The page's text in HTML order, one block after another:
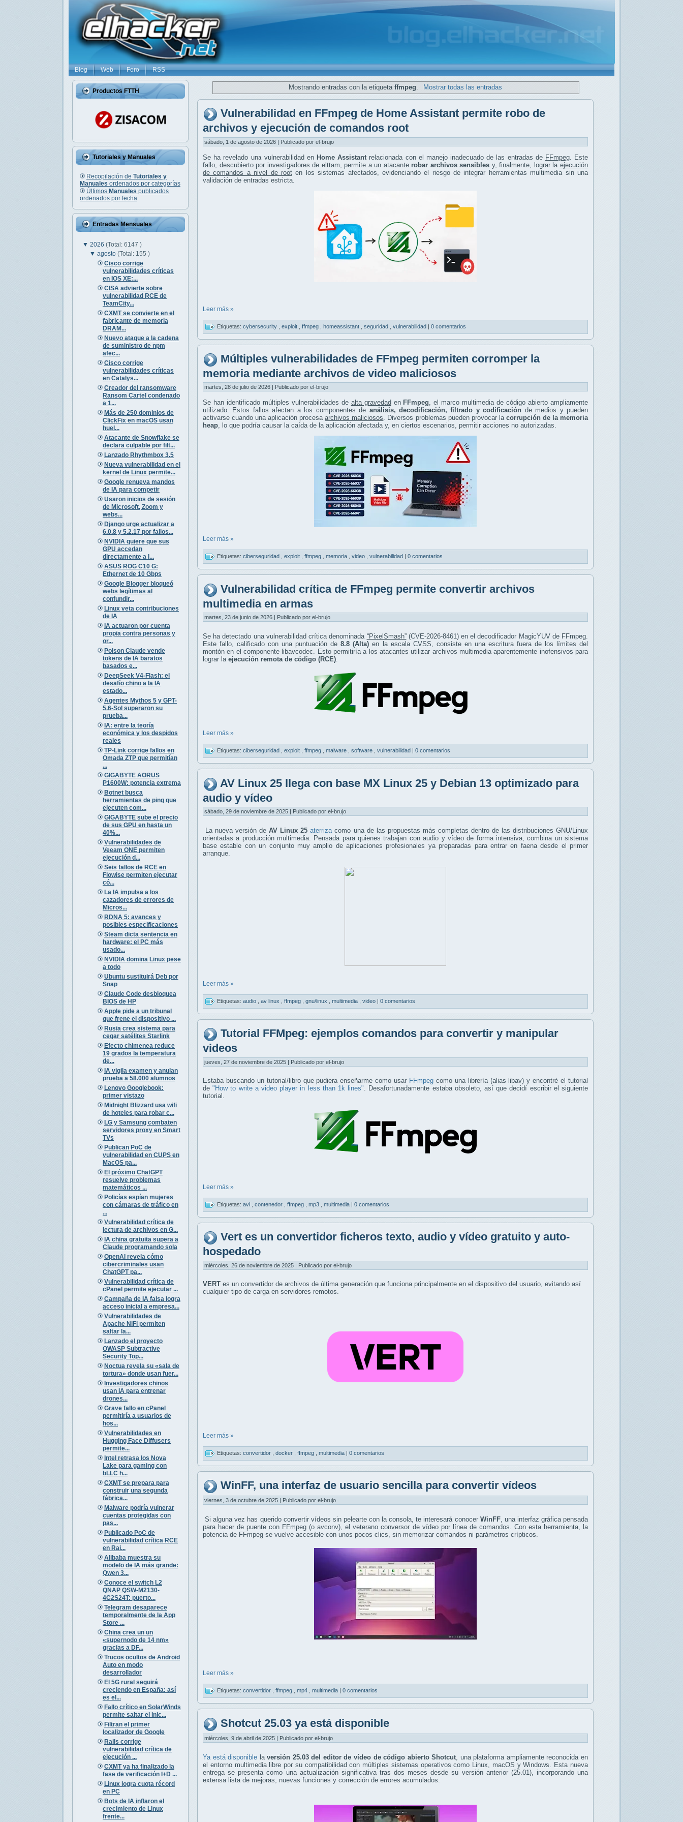
Blog Web Foro RSS
Productos FTTH
Tutoriales y Manuales
Recopilación de Tutoriales y
Manuales ordenados por categorías
Últimos Manuales publicados
ordenados por fecha
Entradas Mensuales
▼ 2026 (Total: 6147 )
▼agosto(Total: 155 )
Cisco corrige
vulnerabilidades críticas
en IOS XE:...
CISA advierte sobre
vulnerabilidad RCE de
TeamCity...
CXMT se convierte en el
fabricante de memoria
DRAM...
Nuevo ataque a la cadena
de suministro de npm
afec...
Cisco corrige
vulnerabilidades críticas
en Catalys...
Creador del ransomware
Ransom Cartel condenado
a 1...
Más de 250 dominios de
ClickFix en macOS usan
huel...
Atacante de Snowflake se
declara culpable por filt...
Lanzado Rhythmbox 3.5
Nueva vulnerabilidad en el
kernel de Linux permite...
Google renueva mandos
de IA para competir
Usaron inicios de sesión
de Microsoft, Zoom y
webs...
Django urge actualizar a
6.0.8 y 5.2.17 por fallos...
NVIDIA quiere que sus
GPU accedan
directamente a l...
ASUS ROG C10 G:
Ethernet de 10 Gbps
Google Blogger bloqueó
webs legítimas al
confundir...
Linux veta contribuciones
de IA
IA actuaron por cuenta
propia contra personas y
or...
Poison Claude vende
tokens de IA baratos
basados e...
DeepSeek V4-Flash: el
desafío chino a la IA
estado...
Agentes Mythos 5 y GPT-
5.6-Sol superaron su
prueba...
IA: entre la teoría
económica y los despidos
reales
TP-Link corrige fallos en
Omada ZTP que permitían
...
GIGABYTE AORUS
P1600W: potencia extrema
Botnet busca
herramientas de ping que
ejecuten com...
GIGABYTE sube el precio
de sus GPU en hasta un
40%...
Vulnerabilidades de
Veeam ONE permiten
ejecución d...
Seis fallos de RCE en
Flowise permiten ejecutar
có...
La IA impulsa a los
cazadores de errores de
Micros...
RDNA 5: avances y
posibles especificaciones
Steam dicta sentencia en
hardware: el PC más
usado...
NVIDIA domina Linux pese
a todo
Ubuntu sustituirá Deb por
Snap
Claude Code desbloquea
BIOS de HP
Apple pide a un tribunal
que frene el dispositivo ...
Rusia crea sistema para
cegar satélites Starlink
Efecto chimenea reduce
19 grados la temperatura
de...
IA vigila examen y anulan
prueba a 58.000 alumnos
Lenovo Googlebook:
primer vistazo
Midnight Blizzard usa wifi
de hoteles para robar c...
LG y Samsung combaten
servidores proxy en Smart
TVs
Publican PoC de
vulnerabilidad en CUPS en
MacOS pa...
El próximo ChatGPT
resuelve problemas
matemáticos ...
Policías espían mujeres
con cámaras de tráfico en
...
Vulnerabilidad crítica de
lectura de archivos en G...
IA china gratuita supera a
Claude programando sola
OpenAI revela cómo
cibercriminales usan
ChatGPT pa...
Vulnerabilidad crítica de
cPanel permite ejecutar ...
Campaña de IA falsa logra
acceso inicial a empresa...
Vulnerabilidades de
Apache NiFi permiten
saltar la...
Lanzado el proyecto
OWASP Subtractive
Security Top...
Noctua revela su «sala de
tortura» donde usan fuer...
Investigadores chinos
usan IA para entrenar
drones...
Grave fallo en cPanel
permitiría a usuarios de
hos...
Vulnerabilidades en
Hugging Face Diffusers
permite...
Intel retrasa los Nova
Lake para gaming con
bLLC h...
CXMT se prepara para
construir una segunda
fábrica...
Malware podría vulnerar
cuentas protegidas con
pas...
Publicado PoC de
vulnerabilidad crítica RCE
en Rai...
Alibaba muestra su
modelo de IA más grande:
Qwen 3...
Conoce el switch L2
QNAP QSW-M2130-
4C2S24T: puerto...
Telegram desaparece
temporalmente de la App
Store ...
China crea un un
«supernodo de 14 nm»
gracias a DF...
Trucos ocultos de Android
Auto en modo
desarrollador
El 5G rural seguirá
creciendo en España: así
es el...
Fallo crítico en SolarWinds
permite saltar el inic...
Filtran el primer
localizador de Google
Rails corrige
vulnerabilidad crítica de
ejecución ...
CXMT ya ha finalizado la
fase de verificación I+D ...
Linux logra cuota récord
en PC
Bots de IA inflaron el
crecimiento de Linux
frente...
Mostrando entradas con la etiquetaffmpeg Mostrar todas las entradas
Vulnerabilidad en FFmpeg de Home Assistant permite robo de
archivos y ejecución de comandos root
sábado, 1 de agosto de 2026 | Publicado por el-brujo
Se ha revelado una vulnerabilidad en Home Assistant relacionada con el manejo inadecuado de las entradas de FFmpeg. Este
fallo, descubierto por investigadores de elttam, permite a un atacante robar archivos sensibles y, finalmente, lograr laejecución
de comandos a nivel de rooten los sistemas afectados, evidenciando el riesgo de integrar herramientas multimedia sin una
validación de entradas estricta.
Leer más »
Etiquetas: cybersecurity exploit ffmpeg homeassistant seguridad vulnerabilidad | 0 comentarios
Múltiples vulnerabilidades de FFmpeg permiten corromper la
memoria mediante archivos de video maliciosos
martes, 28 de julio de 2026 | Publicado por el-brujo
Se han identificado múltiples vulnerabilidades de alta gravedad en FFmpeg, el marco multimedia de código abierto ampliamente
utilizado. Estos fallos afectan a los componentes de análisis, decodificación, filtrado y codificación de medios y pueden
activarse cuando una aplicación procesaarchivos maliciosos. Diversos problemas pueden provocar la corrupción de la memoria
heap, lo que podría causar la caída de la aplicación afectada y, en ciertos escenarios, permitir acciones no autorizadas.
Leer más »
Etiquetas: ciberseguridad exploit ffmpeg memoria video vulnerabilidad 0 comentarios
Vulnerabilidad crítica de FFmpeg permite convertir archivos
multimedia en armas
martes, 23 de junio de 2026 | Publicado por el-brujo
Se ha detectado una vulnerabilidad crítica denominada “PixelSmash”(CVE-2026-8461) en el decodificador MagicYUV de FFmpeg.
Este fallo, calificado con una puntuación de8.8 (Alta) en la escala CVSS, consiste en una escritura fuera de los límites del
montón en el componente libavcodec. Esto permitiría a los atacantes utilizar archivos multimedia aparentemente inofensivos para
lograr la ejecución remota de código (RCE)
Leer más »
Etiquetas: ciberseguridad exploit ffmpeg malware software vulnerabilidad | 0 comentarios
AV Linux 25 llega con base MX Linux 25 y Debian 13 optimizado para
audio y vídeo
sábado, 29 de noviembre de 2025 | Publicado por el-brujo
La nueva versión deAV Linux 25 aterriza como una de las propuestas más completas dentro de las distribuciones GNU/Linux
orientadas a producción multimedia. Pensada para quienes trabajan con audio y vídeo de forma intensiva, combina un sistema
base estable con un conjunto muy amplio de aplicaciones profesionales ya preparadas para entrar en faena desde el primer
arranque.
Leer más »
Etiquetas: audio av linux ffmpeg gnu/linux multimedia video | 0 comentarios
Tutorial FFMpeg: ejemplos comandos para convertir y manipular
videos
jueves, 27 de noviembre de 2025 | Publicado por el-brujo
Estaba buscando un tutorial/libro que pudiera enseñarme como usar FFmpeg como una librería (alias libav) y encontré el tutorial
de"How to write a video player in less than 1k lines". Desafortunadamente estaba obsoleto, así que decidí escribir el siguiente
tutorial.
Leer más »
Etiquetas: avi contenedor ffmpeg mp3 multimedia | 0 comentarios
Vert es un convertidor ficheros texto, audio y vídeo gratuito y auto-
hospedado
miércoles, 26 de noviembre de 2025 | Publicado por el-brujo
VERT es un convertidor de archivos de última generación que funciona principalmente en el dispositivo del usuario, evitando así
cualquier tipo de carga en servidores remotos.
Leer más »
Etiquetas: convertidor docker ffmpeg multimedia | 0 comentarios
WinFF, una interfaz de usuario sencilla para convertir vídeos
viernes, 3 de octubre de 2025 | Publicado por el-brujo
Si alguna vez has querido convertir vídeos sin pelearte con la consola, te interesará conocer WinFF, una interfaz gráfica pensada
para hacer de puente con FFmpeg (o avconv), el veterano conversor de vídeo por línea de comandos. Con esta herramienta, la
potencia de FFmpeg se vuelve accesible con unos pocos clics, sin memorizar comandos ni parámetros crípticos.
Leer más »
Etiquetas: convertidor ffmpeg mp4 multimedia 0 comentarios
Shotcut 25.03 ya está disponible
miércoles, 9 de abril de 2025 | Publicado por el-brujo
Ya está disponible laversión 25.03 del editor de vídeo de código abierto Shotcut , una plataforma ampliamente reconocida en
el entorno multimedia libre por su compatibilidad con múltiples sistemas operativos como Linux, macOS y Windows. Esta nueva
entrega se presenta como una actualización significativa tras dos meses desde su versión anterior (25.01), incorporando una
extensa lista de mejoras, nuevas funciones y corrección de errores acumulados.